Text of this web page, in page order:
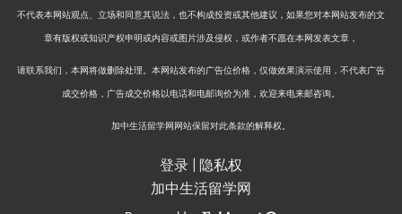
不代表本网站观点、立场和同意其说法，也不构成投资或其他建议，如果您对本网站发布的文
章有版权或知识产权申明或内容或图片涉及侵权，或作者不愿在本网发表文章，
请联系我们，本网将做删除处理。本网站发布的广告位价格，仅做效果演示使用，不代表广告
成交价格，广告成交价格以电话和电邮询价为准，欢迎来电来邮咨询。
加中生活留学网网站保留对此条款的解释权。
登录
隐私权
加中生活留学网